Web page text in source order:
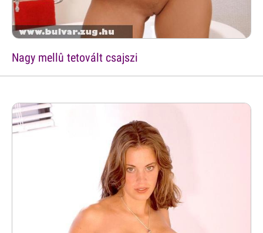
Nagy mellû tetovált csajszi